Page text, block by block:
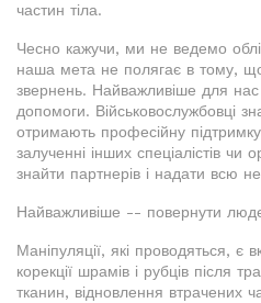
частин тіла.
Чесно кажучи, ми не ведемо облік
наша мета не полягає в тому,
звернень. Найважливіше для нас
допомоги. Військовослужбовці
отримають професійну
залученні інших спеціалістів чи
знайти партнерів і надати всю
Найважливіше -- повернути
Маніпуляції, які проводяться, є
корекції шрамів і рубців після
тканин, відновлення втрачених